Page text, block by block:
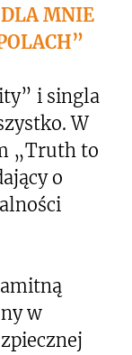
MNIE
i singla
W
„Truth to
o
w